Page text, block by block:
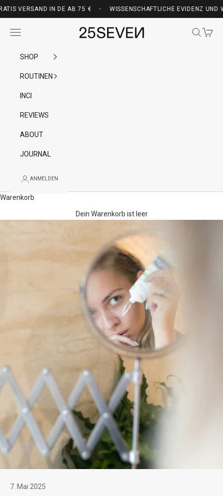
Zum Inhalt springen
VON EINER ÄRZTIN UND BIOCHEMIKERIN ENTWICKELT — GRATIS
IN DE AB 75 € • WISSENSCHAFTLICHE EVIDENZ UND
25SEVEN
Menü Suchen
SHOP
ROUTINEN
INCI
REVIEWS
ABOUT
JOURNAL
ANMELDEN
Warenkorb
Dein Warenkorb ist leer
7. Mai 2025